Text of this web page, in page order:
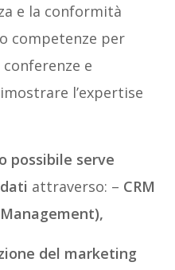
e la conformità
competenze per
e
l’expertise
possibile serve
attraverso: – CRM
del marketing